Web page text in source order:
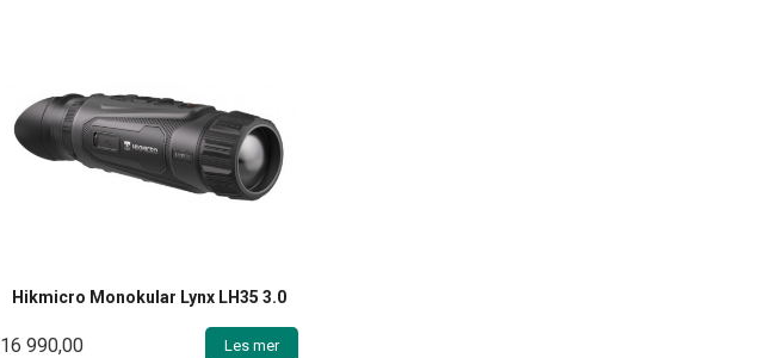
Hikmicro Monokular Lynx LH35 3.0
16 990,00 Les mer